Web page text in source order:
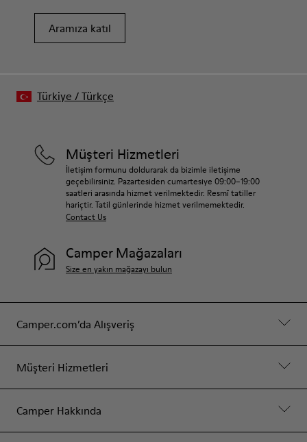
Aramıza katıl
Camper.com’da Alışveriş
Müşteri Hizmetleri
Camper Hakkında
Müşteri Hizmetleri
İletişim formunu doldurarak da bizimle iletişime
geçebilirsiniz. Pazartesiden cumartesiye 09:00–19:00
saatleri arasında hizmet verilmektedir. Resmî tatiller
hariçtir. Tatil günlerinde hizmet verilmemektedir.
Contact Us
Camper Mağazaları
Size en yakın mağazayı bulun
Türkiye /Türkçe